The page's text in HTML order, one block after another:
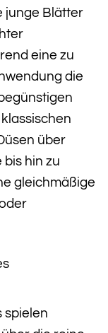
junge Blätter
eine zu
die
über
hin zu
gleichmäßige
spielen